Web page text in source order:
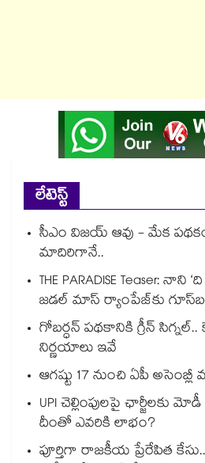
లేటెస్ట్
సీఎం విజయ్ ఆవు - మేక
మాదిరిగానే..
THE PARADISE Teaser:
జడల్ మాస్ ర్యాంపేజ్‌కు
గోబర్ధన్ పథకానికి గ్రీన్ సిగ్నల్..
నిర్ణయాలు ఇవే
ఆగష్టు 17 నుంచి ఏపీ
UPI చెల్లింపులపై ఛార్జీలకు
దీంతో ఎవరికి లాభం?
పూర్తిగా రాజకీయ ప్రేరేపిత కేసు..